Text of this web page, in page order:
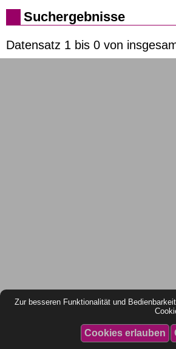
Zur besseren Funktionalität und
Suchergebnisse
Datensatz 1 bis 0 von